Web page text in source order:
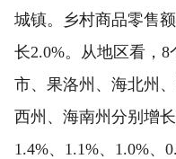
城镇。乡村商品零售
长2.0%。从地区看，
市、果洛州、海北州
西州、海南州分别增长
1.4%、1.1%、1.0%、